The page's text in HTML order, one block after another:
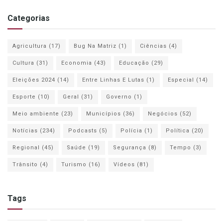
Categorias
Agricultura (17) Bug Na Matriz (1) Ciências (4)
Cultura (31) Economia (43) Educação (29)
Eleições 2024 (14) Entre Linhas E Lutas (1) Especial (14)
Esporte (10) Geral (31) Governo (1)
Meio ambiente (23) Municípios (36) Negócios (52)
Notícias (234) Podcasts (5) Polícia (1) Política (20)
Regional (45) Saúde (19) Segurança (8) Tempo (3)
Trânsito (4) Turismo (16) Vídeos (81)
Tags